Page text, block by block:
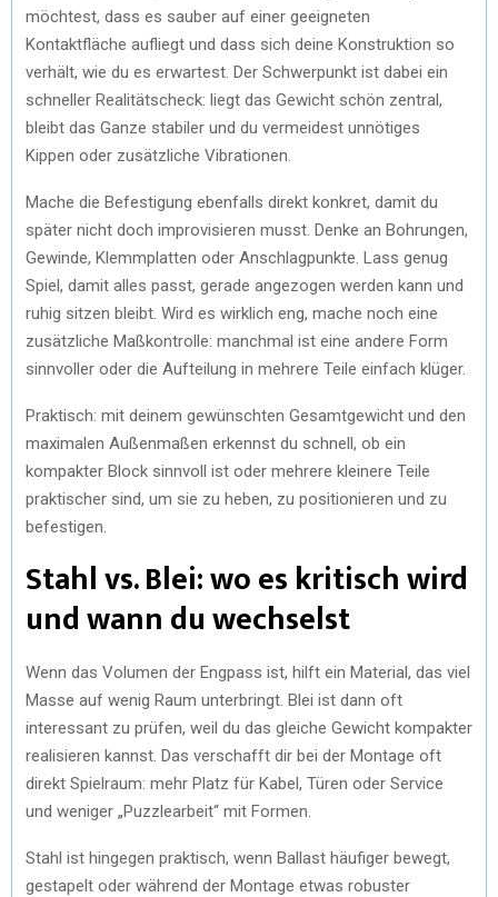
möchtest, dass es sauber auf einer geeigneten
Kontaktfläche aufliegt und dass sich deine Konstruktion so
verhält, wie du es erwartest. Der Schwerpunkt ist dabei ein
schneller Realitätscheck: liegt das Gewicht schön zentral,
bleibt das Ganze stabiler und du vermeidest unnötiges
Kippen oder zusätzliche Vibrationen.
Mache die Befestigung ebenfalls direkt konkret, damit du
später nicht doch improvisieren musst. Denke an Bohrungen,
Gewinde, Klemmplatten oder Anschlagpunkte. Lass genug
Spiel, damit alles passt, gerade angezogen werden kann und
ruhig sitzen bleibt. Wird es wirklich eng, mache noch eine
zusätzliche Maßkontrolle: manchmal ist eine andere Form
sinnvoller oder die Aufteilung in mehrere Teile einfach klüger.
Praktisch: mit deinem gewünschten Gesamtgewicht und den
maximalen Außenmaßen erkennst du schnell, ob ein
kompakter Block sinnvoll ist oder mehrere kleinere Teile
praktischer sind, um sie zu heben, zu positionieren und zu
befestigen.
Stahl vs. Blei: wo es kritisch wird
und wann du wechselst
Wenn das Volumen der Engpass ist, hilft ein Material, das viel
Masse auf wenig Raum unterbringt. Blei ist dann oft
interessant zu prüfen, weil du das gleiche Gewicht kompakter
realisieren kannst. Das verschafft dir bei der Montage oft
direkt Spielraum: mehr Platz für Kabel, Türen oder Service
und weniger „Puzzlearbeit“ mit Formen.
Stahl ist hingegen praktisch, wenn Ballast häufiger bewegt,
gestapelt oder während der Montage etwas robuster